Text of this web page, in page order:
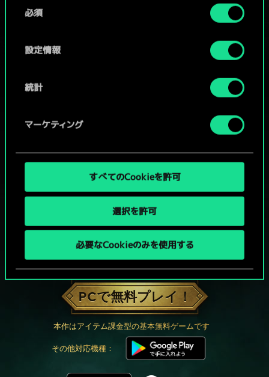
詳細は、下記の「設定」メニューでご確認ください。
必須
設定情報
統計
マーケティング
すべてのCookieを許可
選択を許可
必要なCookieのみを使用する
グウェントでひと勝負といかない
か？
PCで無料プレイ！
本作はアイテム課金型の基本無料ゲームです
その他対応機種：